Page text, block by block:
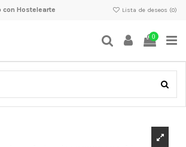
con Hostelearte Lista de deseos (0)
0
Botelleros frigoríficos y enfriadores de
profesional EFP 2000 EG Infrico | 4 puertas |